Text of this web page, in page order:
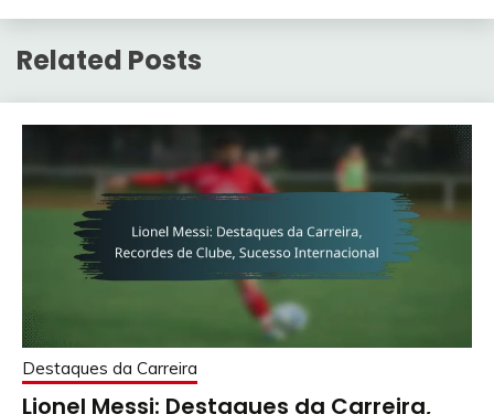
Related Posts
Destaques da Carreira
Lionel Messi: Destaques da Carreira,